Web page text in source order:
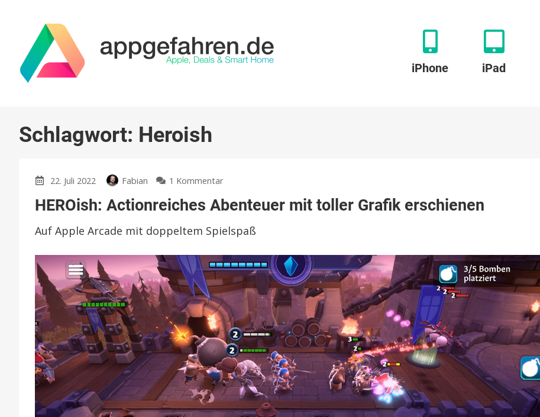
iPhone iPad
Schlagwort: Heroish
22. Juli 2022 Fabian 1 Kommentarzu
Actionreiches
mit
Grafik
erschienen
HEROish: Actionreiches Abenteuer mit toller Grafik erschienen
Auf Apple Arcade mit doppeltem Spielspaß